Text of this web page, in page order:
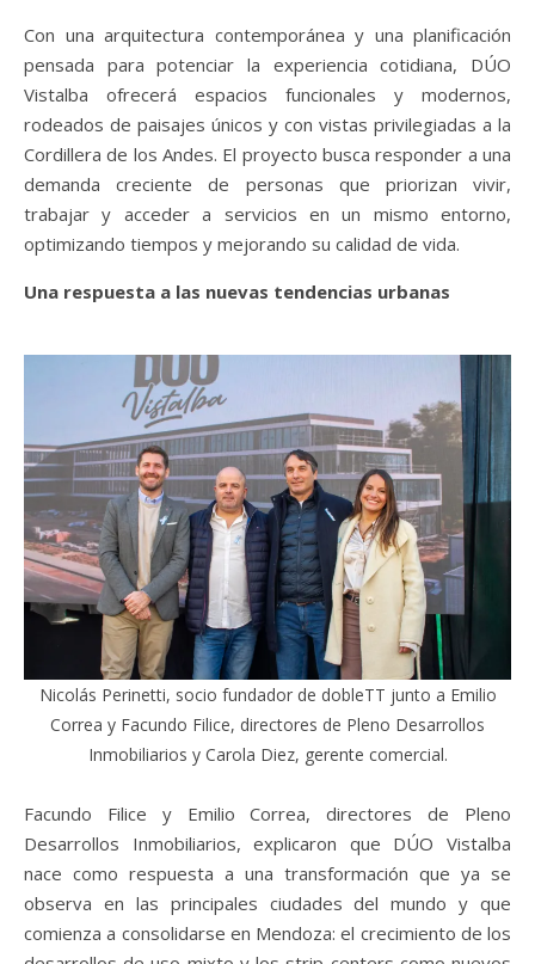
Con una arquitectura contemporánea y una planificación
pensada para potenciar la experiencia cotidiana, DÚO
Vistalba ofrecerá espacios funcionales y modernos,
rodeados de paisajes únicos y con vistas privilegiadas a la
Cordillera de los Andes. El proyecto busca responder a una
demanda creciente de personas que priorizan vivir,
trabajar y acceder a servicios en un mismo entorno,
optimizando tiempos y mejorando su calidad de vida.
Una respuesta a las nuevas tendencias urbanas
Nicolás Perinetti, socio fundador de dobleTT junto a Emilio
Correa y Facundo Filice, directores de Pleno Desarrollos
Inmobiliarios y Carola Diez, gerente comercial.
Facundo Filice y Emilio Correa, directores de Pleno
Desarrollos Inmobiliarios, explicaron que DÚO Vistalba
nace como respuesta a una transformación que ya se
observa en las principales ciudades del mundo y que
comienza a consolidarse en Mendoza: el crecimiento de los